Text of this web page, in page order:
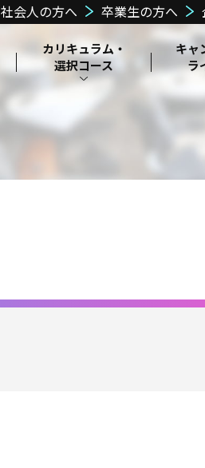
よくある質問
周辺
カリキュラム・
選択コース
在校生の声
キャ
ラ
郡山ヘアメイクカ
レッジ独自の学
費支援制度
構奨学
社会人の方へ 卒業生の方へ